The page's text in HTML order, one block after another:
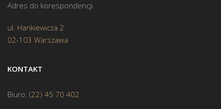
Adres do korespondencji
ul. Hankiewicza 2
02-103 Warszawa
KONTAKT
Biuro: (22) 45 70 402